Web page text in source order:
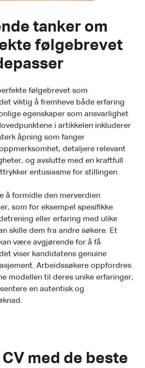
tanker om
følgebrevet
følgebrevet som
viktig å fremheve både erfaring
egenskaper som ansvarlighet
i artikkelen inkluderer
åpning som fanger
detaljere relevant
og avslutte med en kraftfull
entusiasme for stillingen.
å formidle den merverdien
som for eksempel spesifikke
eller erfaring med ulike
skille dem fra andre søkere. Et
være avgjørende for å få
viser kandidatens genuine
Arbeidssøkere oppfordres
modellen til deres unike erfaringer,
en autentisk og
CV med de beste